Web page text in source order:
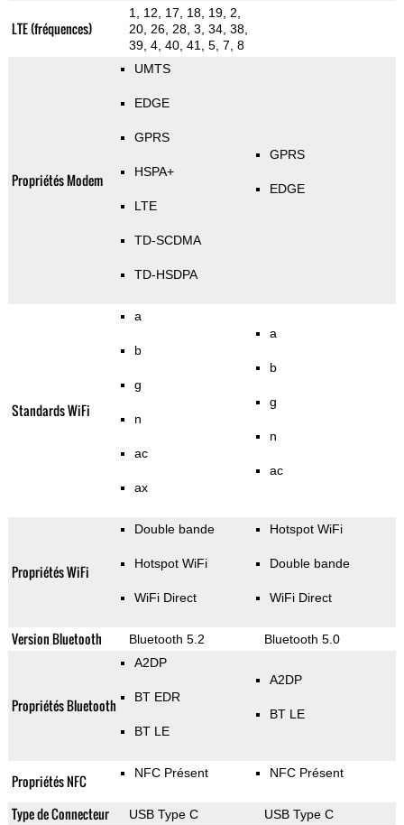
LTE (fréquences)
1, 12, 17, 18, 19, 2,
20, 26, 28, 3, 34, 38,
39, 4, 40, 41, 5, 7, 8
Propriétés Modem
UMTS
EDGE
GPRS
HSPA+
LTE
TD-SCDMA
TD-HSDPA
GPRS
EDGE
Standards WiFi
a
b
g
n
ac
ax
a
b
g
n
ac
Propriétés WiFi
Double bande
Hotspot WiFi
WiFi Direct
Hotspot WiFi
Double bande
WiFi Direct
Version Bluetooth Bluetooth 5.2 Bluetooth 5.0
Propriétés Bluetooth
A2DP
BT EDR
BT LE
A2DP
BT LE
Propriétés NFC NFC Présent NFC Présent
Type de Connecteur USB Type C USB Type C